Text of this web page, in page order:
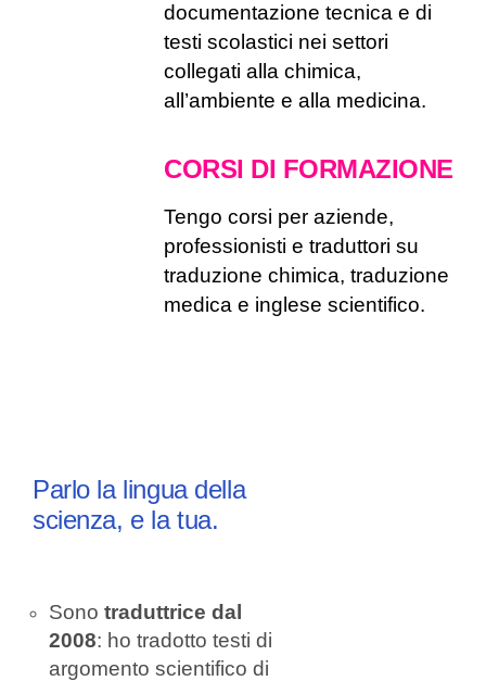
documentazione tecnica e di
testi scolastici nei settori
collegati alla chimica,
all’ambiente e alla medicina.
CORSI DI FORMAZIONE
Tengo corsi per aziende,
professionisti e traduttori su
traduzione chimica, traduzione
medica e inglese scientifico.
Parlo la lingua della
scienza, e la tua.
Sonotraduttrice dal
2008: ho tradotto testi di
argomento scientifico di